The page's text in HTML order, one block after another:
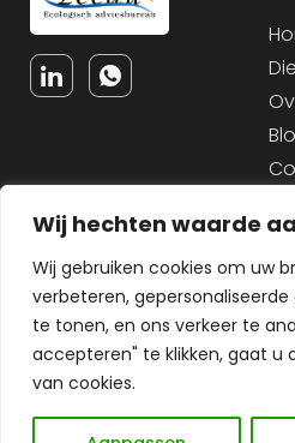
Wij hechten waarde
Wij gebruiken cookies om uw
verbeteren,
te tonen, en ons verkeer te
accepteren" te klikken, gaat u
van cookies.
Service
Contact
Sitemap
Cookiebeleid